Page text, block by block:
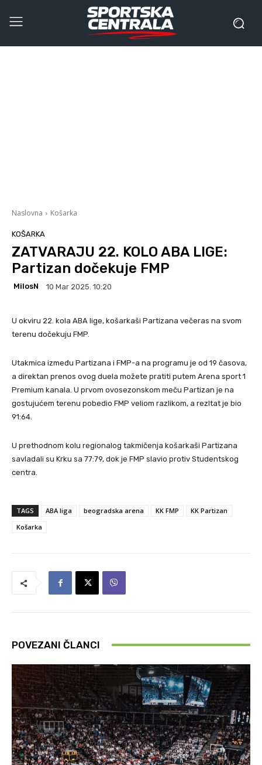
Naslovna Košarka
KOŠARKA
ZATVARAJU 22. KOLO ABA LIGE:
Partizan dočekuje FMP
MilosN 10 Mar 2025. 10:20
U okviru 22. kola ABA lige, košarkaši Partizana večeras na svom
terenu dočekuju FMP.
Utakmica između Partizana i FMP-a na programu je od 19 časova,
a direktan prenos ovog duela možete pratiti putem Arena sport 1
Premium kanala. U prvom ovosezonskom meču Partizan je na
gostujućem terenu pobedio FMP veliom razlikom, a rezltat je bio
91:64.
U prethodnom kolu regionalog takmičenja košarkaši Partizana
savladali su Krku sa 77:79, dok je FMP slavio protiv Studentskog
centra.
TAGS ABA liga beogradska arena KK FMP
KK Partizan
Košarka
POVEZANI ČLANCI